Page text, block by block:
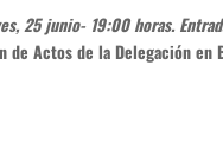
25 junio- 19:00 horas.
de Actos de la Delegación en